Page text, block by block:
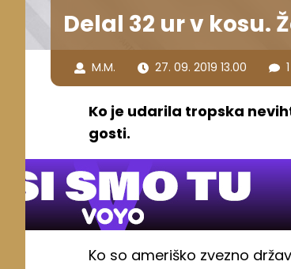
Delal 32 ur v kosu.
M.M. 27. 09. 2019 13.00 1
Ko je udarila tropska
gosti.
Ko so ameriško zvezno